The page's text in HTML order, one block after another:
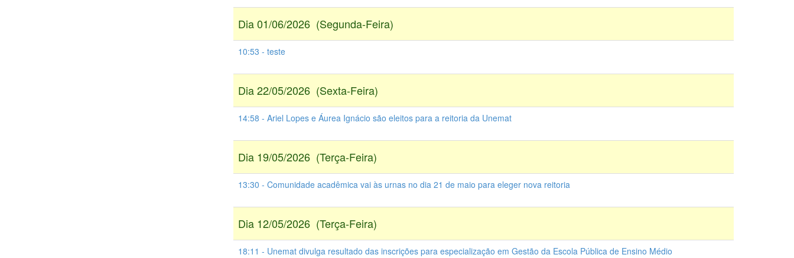
Dia 01/06/2026 (Segunda-Feira)
10:53 - teste
Dia 22/05/2026 (Sexta-Feira)
14:58 - Ariel Lopes e Áurea Ignácio são eleitos para a reitoria da Unemat
Dia 19/05/2026 (Terça-Feira)
13:30 - Comunidade acadêmica vai às urnas no dia 21 de maio para eleger nova reitoria
Dia 12/05/2026 (Terça-Feira)
18:11 - Unemat divulga resultado das inscrições para especialização em Gestão da Escola Pública de Ensino Médio